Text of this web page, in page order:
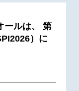
ールは、 第
）に